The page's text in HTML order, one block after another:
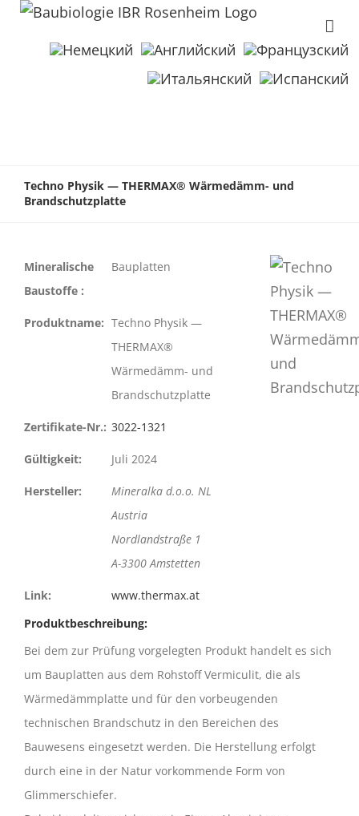
Techno Physik — THERMAX® Wärmedämm- und
Brandschutzplatte
Mineralische
Baustoffe :
Bauplatten
Produktname: Techno Physik —
THERMAX®
Wärmedämm- und
Brandschutzplatte
Zertifikate-Nr.: 3022-1321
Gültigkeit: Juli 2024
Hersteller:
Mineralka d.o.o. NL
Austria
Nordlandstraße 1
A-3300 Amstetten
Link:
www.thermax.at
Produktbeschreibung:
Bei dem zur Prüfung vorgelegten Produkt handelt es sich
um Bauplatten aus dem Rohstoff Vermiculit, die als
Wärmedämmplatte und für den vorbeugenden
technischen Brandschutz in den Bereichen des
Bauwesens eingesetzt werden. Die Herstellung erfolgt
durch eine in der Natur vorkommende Form von
Glimmerschiefer.